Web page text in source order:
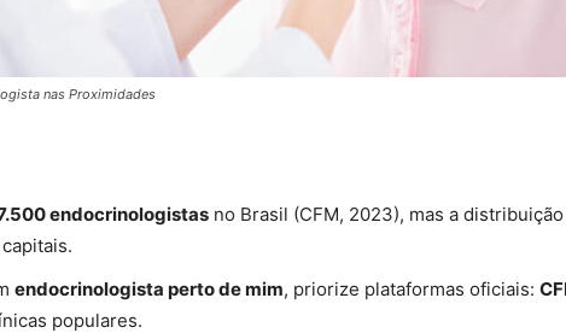
nas Proximidades
endocrinologistas no Brasil (CFM, 2023), mas a
endocrinologista perto de mim, priorize plataformas oficiais:
populares.